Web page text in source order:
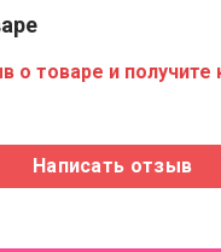
о товаре и получите